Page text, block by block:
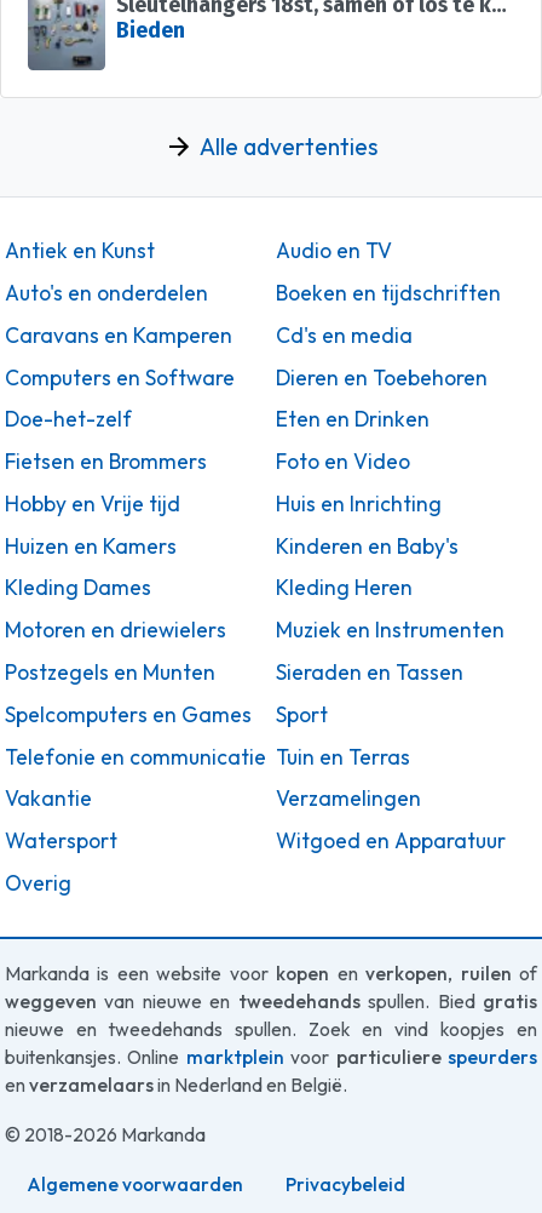
Bieden
Alle advertenties
Antiek en Kunst
Audio en TV
Auto's en onderdelen
Boeken en tijdschriften
Caravans en Kamperen
Cd's en media
Computers en Software
Dieren en Toebehoren
Doe-het-zelf
Eten en Drinken
Fietsen en Brommers
Foto en Video
Hobby en Vrije tijd
Huis en Inrichting
Huizen en Kamers
Kinderen en Baby's
Kleding Dames
Kleding Heren
Motoren en driewielers
Muziek en Instrumenten
Postzegels en Munten
Sieraden en Tassen
Spelcomputers en Games
Sport
Telefonie en communicatie Tuin en Terras
Vakantie
Verzamelingen
Watersport
Witgoed en Apparatuur
Overig
Markanda is een website voor kopen enverkopen, ruilen of
weggeven van nieuwe en tweedehandsspullen. Bied gratis
nieuwe en tweedehands spullen. Zoek en vind koopjes en
buitenkansjes. Online marktplein voor particulierespeurders
en verzamelaarsin Nederland en België.
© 2018-2026 Markanda
Algemene voorwaarden Privacybeleid